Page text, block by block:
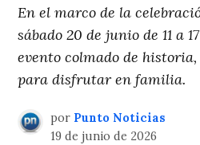
En el marco de la
sábado 20 de junio de 11 a
evento colmado de
para disfrutar en familia.
por Punto Noticias
19 de junio de 2026